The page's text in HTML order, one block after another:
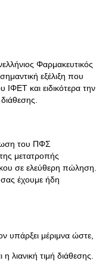
Φαρμακευτικός
εξέλιξη που
και ειδικότερα την
του ΠΦΣ
μετατροπής
σε ελεύθερη πώληση.
σας έχουμε ήδη
υπάρξει μέριμνα ώστε,
λιανική τιμή διάθεσης.